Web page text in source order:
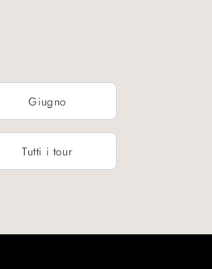
Giugno
Tutti i tour